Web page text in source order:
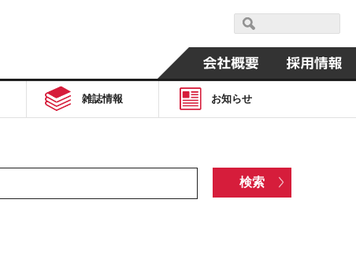
雑誌情報 お知らせ